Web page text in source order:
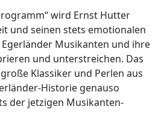
wird Ernst Hutter
und seinen stets emotionalen
Musikanten und ihre
und unterstreichen. Das
Klassiker und Perlen aus
Historie genauso
der jetzigen Musikanten-